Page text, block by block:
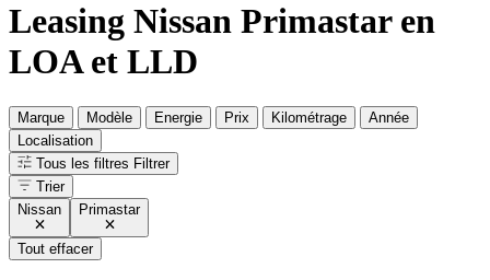
Leasing Nissan Primastar en
LOA et LLD
Marque Modèle Energie Prix Kilométrage
Année
Localisation
Tous les filtres Filtrer
Trier
Nissan
Primastar
Tout effacer